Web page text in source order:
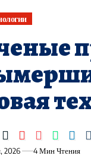
2026 4 Мин Чтения